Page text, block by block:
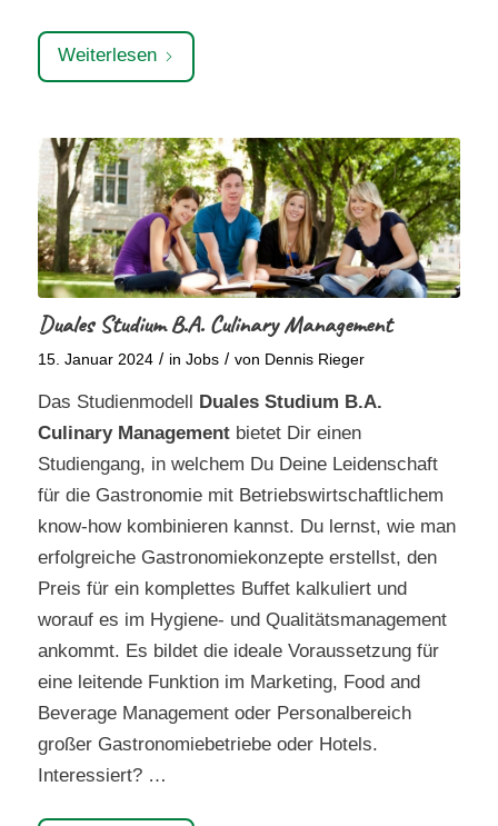
Weiterlesen
Duales Studium B.A. Culinary Management
15. Januar 2024 / in Jobs / von Dennis Rieger
Das Studienmodell Duales Studium B.A.
Culinary Managementbietet Dir einen
Studiengang, in welchem Du Deine Leidenschaft
für die Gastronomie mit Betriebswirtschaftlichem
know-how kombinieren kannst. Du lernst, wie man
erfolgreiche Gastronomiekonzepte erstellst, den
Preis für ein komplettes Buffet kalkuliert und
worauf es im Hygiene- und Qualitätsmanagement
ankommt. Es bildet die ideale Voraussetzung für
eine leitende Funktion im Marketing, Food and
Beverage Management oder Personalbereich
großer Gastronomiebetriebe oder Hotels.
Interessiert? …